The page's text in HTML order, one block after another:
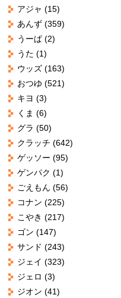
アジャ (15)
あんず(359)
うーぱ(2)
うた (1)
ウッズ(163)
おつゆ (521)
キヨ (3)
くま (6)
グラ (50)
クラッチ (642)
ゲッソー (95)
ゲンパク (1)
ごえもん (56)
コナン (225)
こやき (217)
ゴン (147)
サンド (243)
ジェイ (323)
ジェロ (3)
ジオン (41)